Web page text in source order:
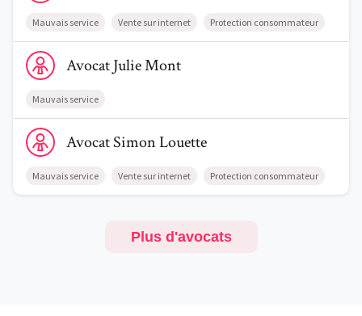
Mauvais service Vente sur internet Protection consommateur
Voir le profil de AvocatJulie Mont
AvocatJulieMont
Mauvais service
Voir le profil de AvocatSimon Louette
AvocatSimonLouette
Mauvais service Vente sur internet Protection consommateur
Plus d'avocats